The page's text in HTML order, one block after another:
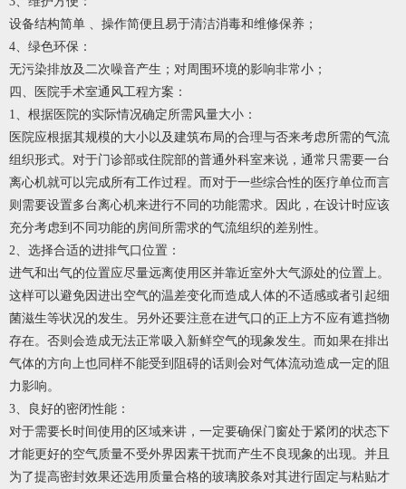
设备结构简单 、操作简便且易于清洁消毒和维修保养；
4、绿色环保：
无污染排放及二次噪音产生；对周围环境的影响非常小；
四、医院手术室通风工程方案：
1、根据医院的实际情况确定所需风量大小：
医院应根据其规模的大小以及建筑布局的合理与否来考虑所需的气流
组织形式。对于门诊部或住院部的普通外科室来说，通常只需要一台
离心机就可以完成所有工作过程。而对于一些综合性的医疗单位而言
则需要设置多台离心机来进行不同的功能需求。因此，在设计时应该
充分考虑到不同功能的房间所需求的气流组织的差别性。
2、选择合适的进排气口位置：
进气和出气的位置应尽量远离使用区并靠近室外大气源处的位置上。
这样可以避免因进出空气的温差变化而造成人体的不适感或者引起细
菌滋生等状况的发生。另外还要注意在进气口的正上方不应有遮挡物
存在。否则会造成无法正常吸入新鲜空气的现象发生。而如果在排出
气体的方向上也同样不能受到阻碍的话则会对气体流动造成一定的阻
力影响。
3、良好的密闭性能：
对于需要长时间使用的区域来讲，一定要确保门窗处于紧闭的状态下
才能更好的空气质量不受外界因素干扰而产生不良现象的出现。并且
为了提高密封效果还选用质量合格的玻璃胶条对其进行固定与粘贴才